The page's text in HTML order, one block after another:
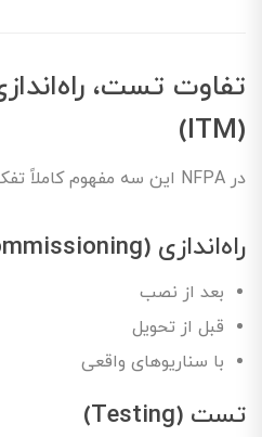
تفاوت تست،
(ITM)
در NFPA این سه مفهوم کاملاً تفکیک شده‌اند:
راه‌اندازی (Commissioning)
بعد از نصب
قبل از تحویل
با سناریوهای واقعی
تست (Testing)